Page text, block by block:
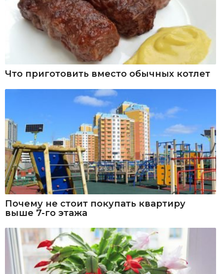
Что приготовить вместо обычных котлет
Почему не стоит покупать квартиру
выше 7-го этажа